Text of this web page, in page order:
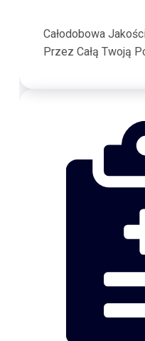
Całodobowa
Przez Całą Twoją